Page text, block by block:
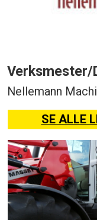
Nellemann
SE ALLE